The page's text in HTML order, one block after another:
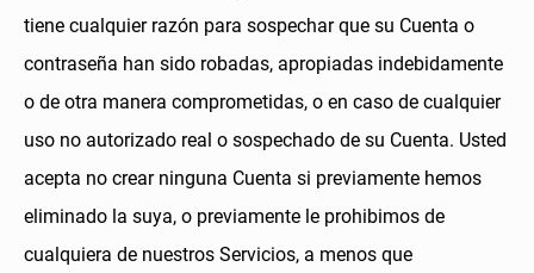
tiene cualquier razón para sospechar que su Cuenta o
contraseña han sido robadas, apropiadas indebidamente
o de otra manera comprometidas, o en caso de cualquier
uso no autorizado real o sospechado de su Cuenta. Usted
acepta no crear ninguna Cuenta si previamente hemos
eliminado la suya, o previamente le prohibimos de
cualquiera de nuestros Servicios, a menos que